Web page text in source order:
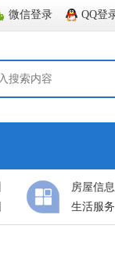
微信登录 QQ登
房屋信息
生活服务